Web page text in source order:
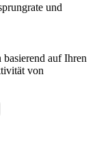
und
auf Ihren
von